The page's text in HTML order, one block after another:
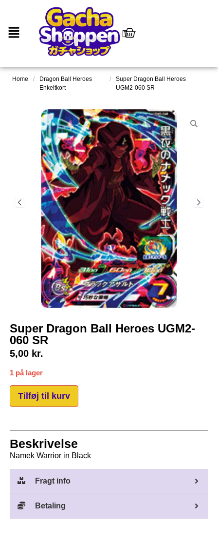
Home /
Dragon Ball Heroes
Enkeltkort
/
Super Dragon Ball Heroes
UGM2-060 SR
Super Dragon Ball Heroes UGM2-
060 SR
5,00 kr.
1 på lager
Tilføj til kurv
Beskrivelse
Namek Warrior in Black
Fragt info
Betaling